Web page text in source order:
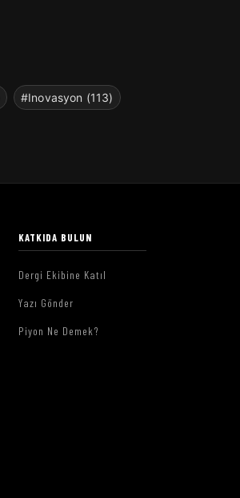
#Inovasyon (113)
KATKIDA BULUN
Dergi Ekibine Katıl
Yazı Gönder
Piyon Ne Demek?